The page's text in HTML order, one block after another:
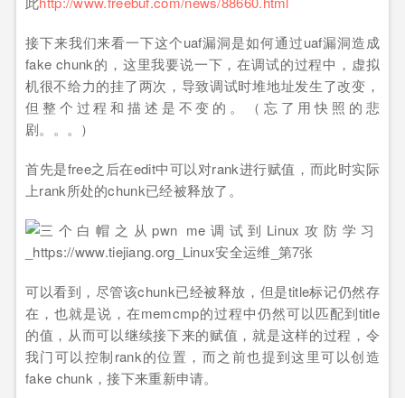
接下来我们来看一下这个uaf漏洞是如何通过uaf漏洞造成
fake chunk的，这里我要说一下，在调试的过程中，虚拟
机很不给力的挂了两次，导致调试时堆地址发生了改变，
但整个过程和描述是不变的。（忘了用快照的悲
剧。。。）
首先是free之后在edit中可以对rank进行赋值，而此时实际
上rank所处的chunk已经被释放了。
可以看到，尽管该chunk已经被释放，但是title标记仍然存
在，也就是说，在memcmp的过程中仍然可以匹配到title
的值，从而可以继续接下来的赋值，就是这样的过程，令
我门可以控制rank的位置，而之前也提到这里可以创造
fake chunk，接下来重新申请。